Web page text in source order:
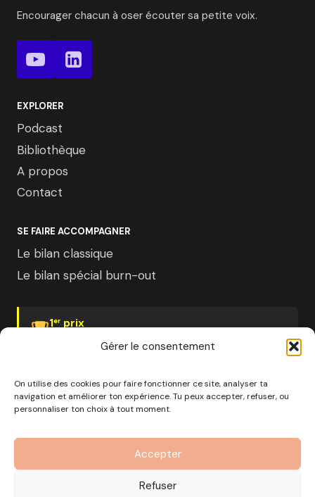
Gérer le consentement
On utilise des cookies pour faire fonctionner ce site, analyser ta
navigation et améliorer ton expérience. Tu peux accepter, refuser, ou
personnaliser ton choix à tout moment.
Accepter
Refuser
Encourager chacun à oser écouter sa petite voix.
EXPLORER
Podcast
Bibliothèque
A propos
Contact
SE FAIRE ACCOMPAGNER
Le bilan classique
Le bilan spécial burn-out
1er prix
capital de 1000€ · RCS Marseille · SIRET
890 976 699 00037
OF n°93 13 18812 13 — Enregistré auprès du préfet de la
région Provence-Alpes-Côte d'Azur